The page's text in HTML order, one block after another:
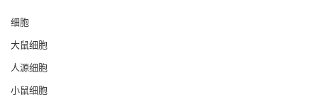
细胞
大鼠细胞
人源细胞
小鼠细胞